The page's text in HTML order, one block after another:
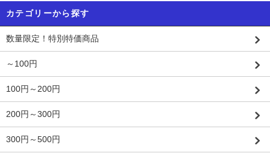
カテゴリーから探す
数量限定！特別特価商品
～100円
100円～200円
200円～300円
300円～500円